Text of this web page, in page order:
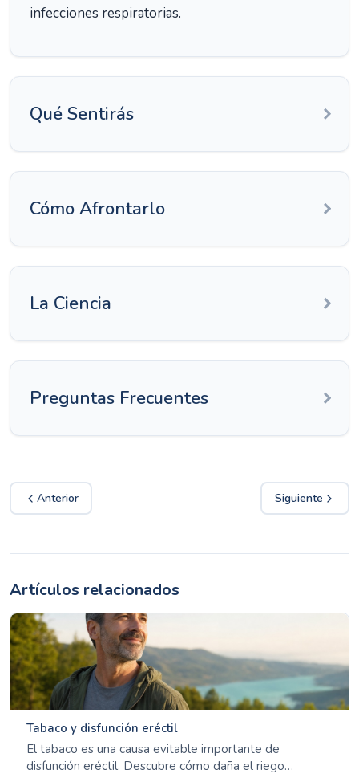
infecciones respiratorias.
Qué Sentirás
Cómo Afrontarlo
La Ciencia
Preguntas Frecuentes
Anterior Siguiente
Artículos relacionados
Tabaco y disfunción eréctil
El tabaco es una causa evitable importante de
disfunción eréctil. Descubre cómo daña el riego